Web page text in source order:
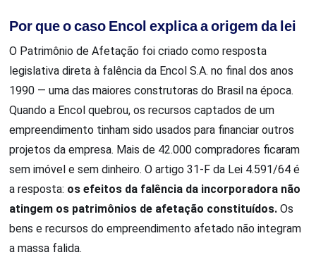
Por que o caso Encol explica a origem da lei
O Patrimônio de Afetação foi criado como resposta
legislativa direta à falência da Encol S.A. no final dos anos
1990 — uma das maiores construtoras do Brasil na época.
Quando a Encol quebrou, os recursos captados de um
empreendimento tinham sido usados para financiar outros
projetos da empresa. Mais de 42.000 compradores ficaram
sem imóvel e sem dinheiro. O artigo 31-F da Lei 4.591/64 é
a resposta: os efeitos da falência da incorporadora não
atingem os patrimônios de afetação constituídos. Os
bens e recursos do empreendimento afetado não integram
a massa falida.